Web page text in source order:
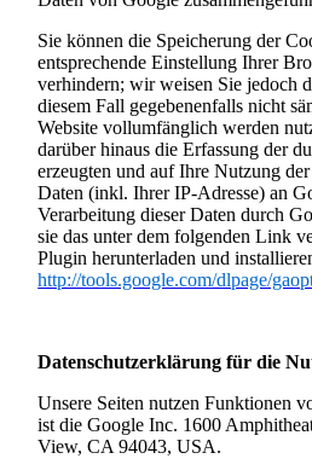
Sie können die Speicherung der
entsprechende Einstellung Ihrer
verhindern; wir weisen Sie jedoch
diesem Fall gegebenenfalls nicht
Website vollumfänglich werden
darüber hinaus die Erfassung der
erzeugten und auf Ihre Nutzung
Daten (inkl. Ihrer IP-Adresse) an
Verarbeitung dieser Daten durch
sie das unter dem folgenden Link
Plugin herunterladen und
http://tools.google.com/dlpage/
Datenschutzerklärung für die
Unsere Seiten nutzen Funktionen
ist die Google Inc. 1600
View, CA 94043, USA.